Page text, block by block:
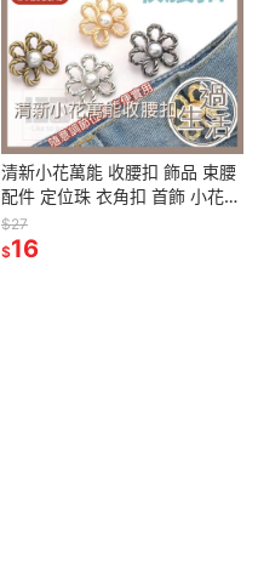
清新小花萬能 收腰扣 飾品 束腰
配件 定位珠 衣角扣 首飾 小花
縮腰扣 可調節褲腰 褲子扣 褲子
收腰 腰扣 腰圍調整
$27
$16